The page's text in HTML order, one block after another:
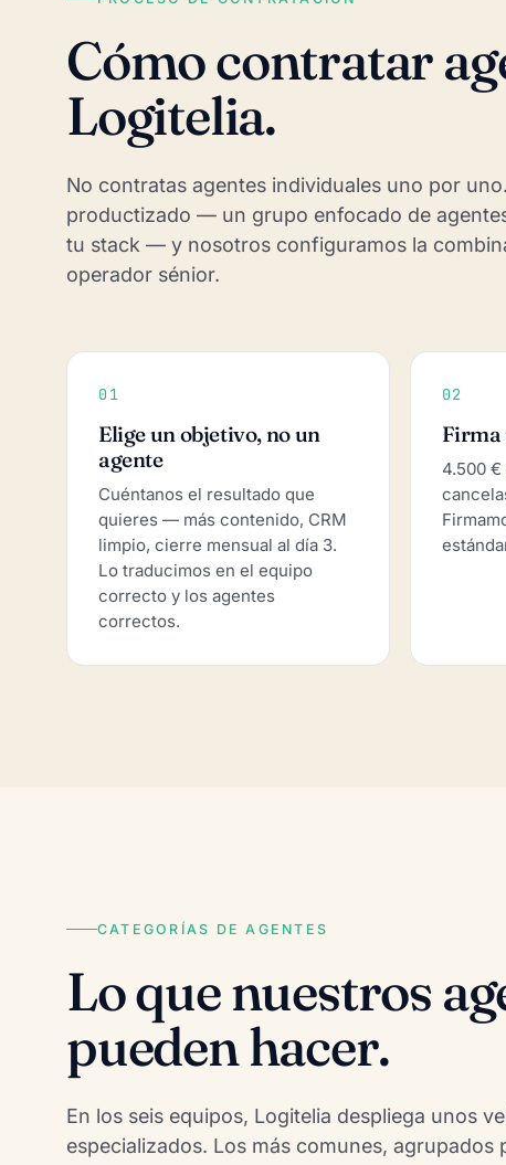
Cómo contratar
Logitelia.
No contratas agentes individuales uno por
productizado — un grupo enfocado de
tu stack — y nosotros configuramos la
operador sénior.
01
Elige un objetivo, no un
agente
Cuéntanos el resultado que
quieres — más contenido, CRM
limpio, cierre mensual al día 3.
Lo traducimos en el equipo
correcto y los agentes
correctos.
02
Firma
4.500 €
CATEGORÍAS DE AGENTES
Lo que nuestros
pueden hacer.
En los seis equipos, Logitelia despliega unos
especializados. Los más comunes, agrupados